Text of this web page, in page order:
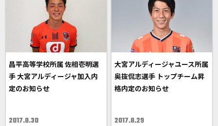
昌平高等学校所属 佐相壱明選
手 大宮アルディージャ加入内
定のお知らせ
2017.8.30
大宮アルディージャユース所属
奥抜侃志選手 トップチーム昇
格内定のお知らせ
2017.8.29